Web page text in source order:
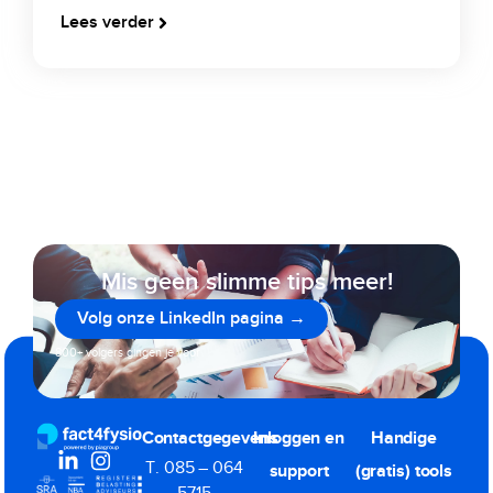
Lees verder
Mis geen slimme tips meer!
Volg onze LinkedIn pagina →
800+ volgers gingen je voor
Contactgegevens
T. 085 – 064
Inloggen en
support
Handige
(gratis) tools